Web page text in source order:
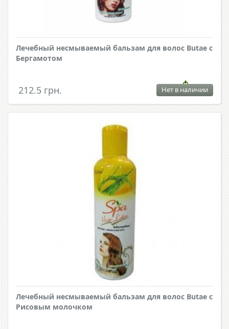
Лечебный несмываемый бальзам для волос Butae с
Бергамотом
212.5 грн. Нет в наличии
Лечебный несмываемый бальзам для волос Butae с
Рисовым молочком